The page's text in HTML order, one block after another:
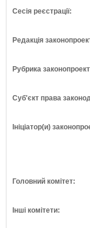
Сесія реєстрації:
Редакція
Рубрика
Суб'єкт права
Ініціатор(и)
Головний комітет:
Інші комітети: